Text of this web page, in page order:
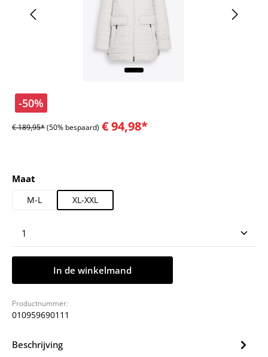
-50%
€ 189,95*(50% bespaard) € 94,98*
Selecteer
Maat
M-L XL-XXL
Producthoeveelheid: Voer de gewenste
In de winkelmand
Productnummer:
010959690111
Beschrijving